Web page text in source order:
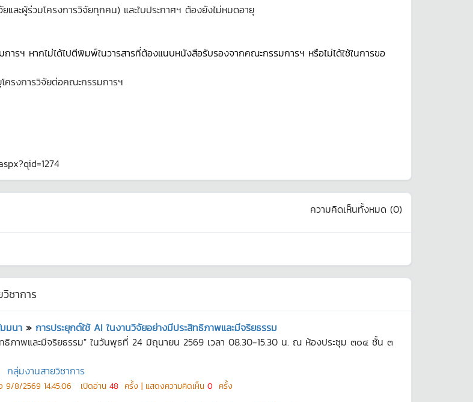
ละผู้ร่วมโครงการวิจัยทุกคน) และใบประกาศฯ ต้องยังไม่หมดอายุ
รฯ หากไม่ได้ไปตีพิมพ์ในวารสารที่ต้องแนบหนังสือรับรองจากคณะกรรมการฯ หรือไม่ได้ใช้ในการขอ
ครงการวิจัยต่อคณะกรรมการฯ
ความคิดเห็นทั้งหมด (0)
ชาการ
มนา » การประยุกต์ใช้ AI ในงานวิจัยอย่างมีประสิทธิภาพและมีจริยธรรม
ธิภาพและมีจริยธรรม" ในวันพุธที่ 24 มิถุนายน 2569 เวลา 08.30-15.30 น. ณ ห้องประชุม ๓๐๔ ชั้น ๓
กลุ่มงานสายวิชาการ
9/8/2569 14:45:06 เปิดอ่าน 48 ครั้ง | แสดงความคิดเห็น 0 ครั้ง